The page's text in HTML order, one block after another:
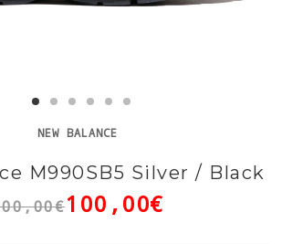
NEW BALANCE
M990SB5 Silver / Black
100,00€